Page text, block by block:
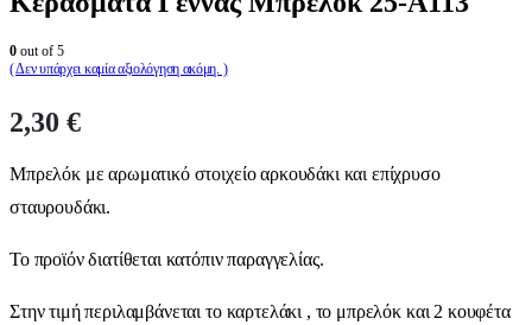
0 out of 5
( Δεν υπάρχει καμία αξιολόγηση ακόμη. )
2,30 €
Μπρελόκ με αρωματικό στοιχείο αρκουδάκι και επίχρυσο
σταυρουδάκι.
Το προϊόν διατίθεται κατόπιν παραγγελίας.
Στην τιμή περιλαμβάνεται το καρτελάκι , το μπρελόκ και 2 κουφέτα